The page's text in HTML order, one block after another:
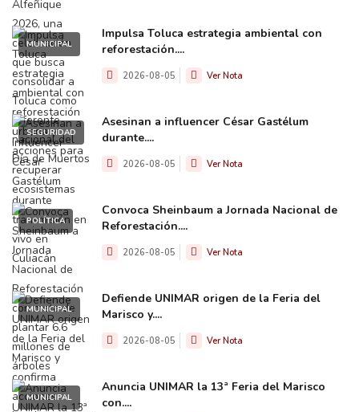
MUNICIPAL
Impulsa Toluca estrategia ambiental con
reforestación....
2026-08-05 Ver Nota
SEGURIDAD
Asesinan a influencer César Gastélum
durante....
2026-08-05 Ver Nota
POLÍTICA
Convoca Sheinbaum a Jornada Nacional de
Reforestación....
2026-08-05 Ver Nota
MUNICIPAL
Defiende UNIMAR origen de la Feria del
Marisco y....
2026-08-05 Ver Nota
MUNICIPAL
Anuncia UNIMAR la 13ª Feria del Marisco
con....